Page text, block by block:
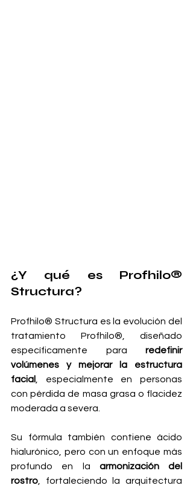
¿Y qué es Profhilo®
Structura?
Profhilo® Structura es la evolución del
tratamiento Profhilo®, diseñado
específicamente para redefinir
volúmenes y mejorar la estructura
facial , especialmente en personas
con pérdida de masa grasa o flacidez
moderada a severa.
Su fórmula también contiene ácido
hialurónico, pero con un enfoque más
profundo en la armonización del
rostro, fortaleciendo la arquitectura